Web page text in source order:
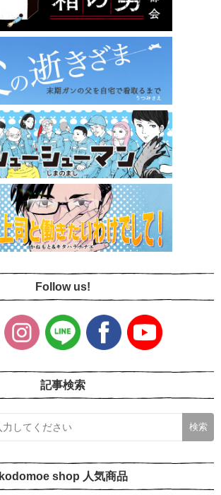
Follow us!
記事検索
kodomoe shop 人気商品